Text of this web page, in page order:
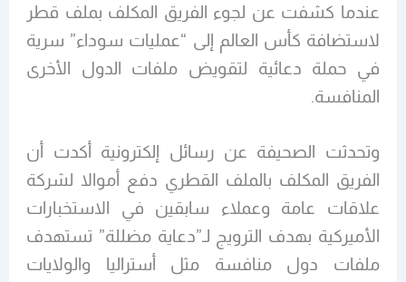
عندما كشفت عن لجوء الفريق المكلف بملف قطر
لاستضافة كأس العالم إلى “عمليات سوداء” سرية
في حملة دعائية لتقويض ملفات الدول الأخرى
المنافسة.
وتحدثت الصحيفة عن رسائل إلكترونية أكدت أن
الفريق المكلف بالملف القطري دفع أموالا لشركة
علاقات عامة وعملاء سابقين في الاستخبارات
الأميركية بهدف الترويج لـ”دعاية مضللة” تستهدف
ملفات دول منافسة مثل أستراليا والولايات